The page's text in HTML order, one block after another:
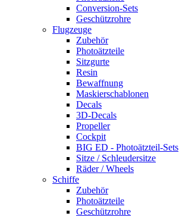
Conversion-Sets
Geschützrohre
Flugzeuge
Zubehör
Photoätzteile
Sitzgurte
Resin
Bewaffnung
Maskierschablonen
Decals
3D-Decals
Propeller
Cockpit
BIG ED - Photoätzteil-Sets
Sitze / Schleudersitze
Räder / Wheels
Schiffe
Zubehör
Photoätzteile
Geschützrohre